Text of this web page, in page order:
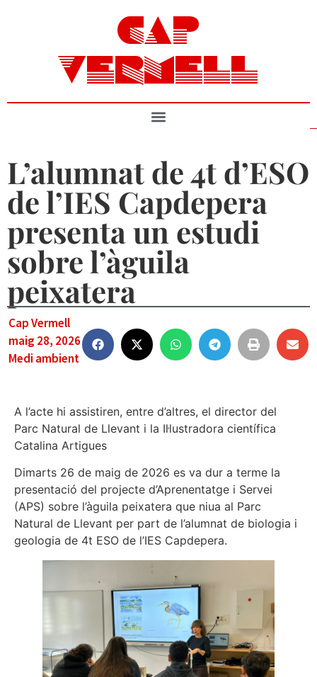
CAP
VERMELL
L’alumnat de 4t d’ESO
de l’IES Capdepera
presenta un estudi
sobre l’àguila
peixatera
Cap Vermell
maig 28, 2026
Medi ambient
A l’acte hi assistiren, entre d’altres, el director del
Parc Natural de Llevant i la Il·lustradora científica
Catalina Artigues
Dimarts 26 de maig de 2026 es va dur a terme la
presentació del projecte d’Aprenentatge i Servei
(APS) sobre l’àguila peixatera que niua al Parc
Natural de Llevant per part de l’alumnat de biologia i
geologia de 4t ESO de l’IES Capdepera.